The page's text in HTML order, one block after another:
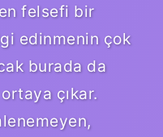
felsefi bir
edinmenin çok
burada da
çıkar.